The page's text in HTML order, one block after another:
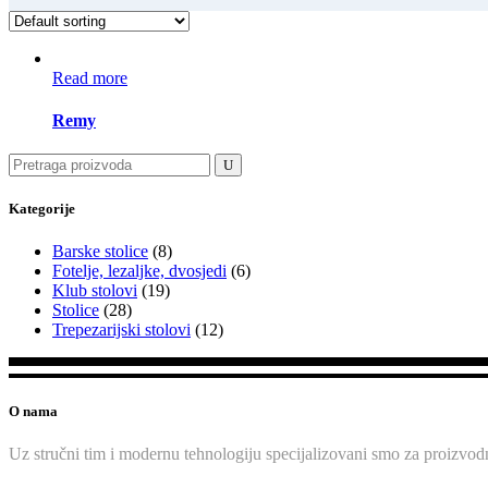
Read more
Remy
Search
for:
Kategorije
Barske stolice (8)
Fotelje, lezaljke, dvosjedi (6)
Klub stolovi (19)
Stolice (28)
Trepezarijski stolovi (12)
O nama
Uz stručni tim i modernu tehnologiju specijalizovani smo za